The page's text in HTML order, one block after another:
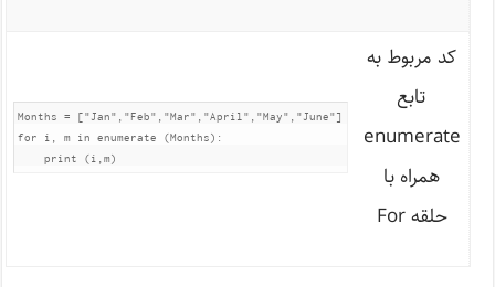
کد مربوط به
تابع
enumerate
همراه با
حلقه For
Months = ["Jan","Feb","Mar","April","May","June"]
for i, m in enumerate (Months):
    print (i,m)